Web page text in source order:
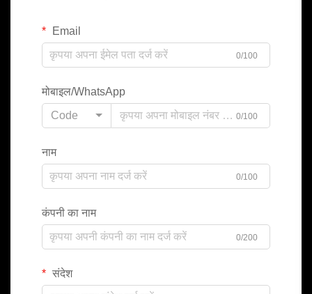
Email
0/100
मोबाइल/WhatsApp
Code
0/100
नाम
0/100
कंपनी का नाम
0/200
संदेश